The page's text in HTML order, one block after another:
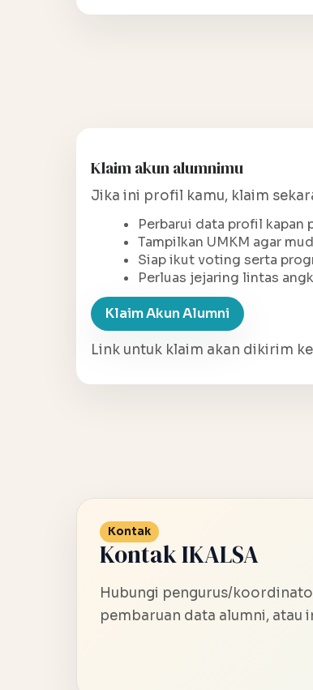
Klaim akun alumnimu
Jika ini profil kamu, klaim
Perbarui data profil kapan
Tampilkan UMKM agar
Siap ikut voting serta
Perluas jejaring lintas
Klaim Akun Alumni
Link untuk klaim akan dikirim
Kontak
Kontak IKALSA
Hubungi pengurus/
pembaruan data alumni, atau